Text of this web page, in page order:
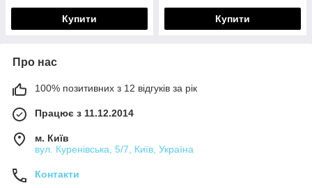
Купити Купити
Про нас
100% позитивних з 12 відгуків за рік
Працює з 11.12.2014
м. Київ
вул. Куренівська, 5/7, Київ, Україна
Контакти